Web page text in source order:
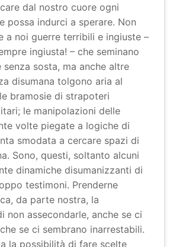
dal nostro cuore ogni
possa indurci a sperare. Non
a noi guerre terribili e ingiuste –
ingiusta! – che seminano
sosta, ma anche altre
disumana tolgono aria al
bramosie di strapoteri
le manipolazioni delle
volte piegate a logiche di
smodata a cercare spazi di
Sono, questi, soltanto alcuni
dinamiche disumanizzanti di
testimoni. Prenderne
da parte nostra, la
non assecondarle, anche se ci
se ci sembrano inarrestabili.
la possibilità di fare scelte